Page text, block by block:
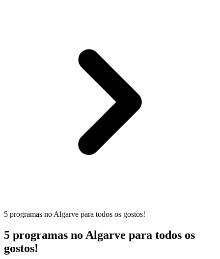
5 programas no Algarve para todos os gostos!
5 programas no Algarve para todos os
gostos!